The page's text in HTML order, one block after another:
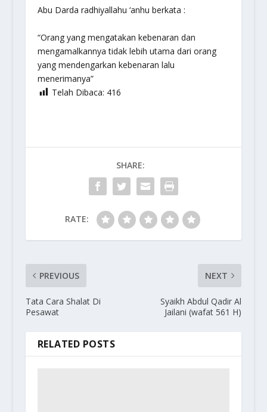
Abu Darda radhiyallahu ‘anhu berkata :
“Orang yang mengatakan kebenaran dan
mengamalkannya tidak lebih utama dari orang
yang mendengarkan kebenaran lalu
menerimanya”
Telah Dibaca: 416
SHARE:
RATE:
PREVIOUS
Tata Cara Shalat Di
Pesawat
NEXT
Syaikh Abdul Qadir Al
Jailani (wafat 561 H)
RELATED POSTS